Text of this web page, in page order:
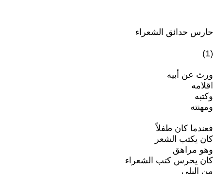
حارس حدائق الشعراء
(1)
ورث عن أبيه
اقلامه
وكتبه
ومهنته
فعندما كان طفلاً
كان يكتب الشعر
وهو مراهق
كان يحرس كتب الشعراء
من البلى